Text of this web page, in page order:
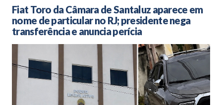
Fiat Toro da Câmara de Santaluz aparece em
nome de particular no RJ; presidente nega
transferência e anuncia perícia